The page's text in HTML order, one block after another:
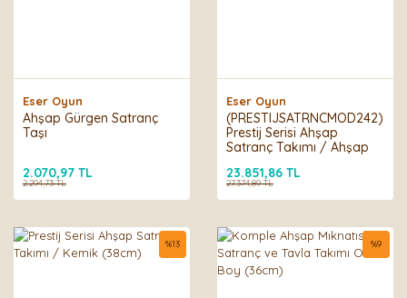
Eser Oyun
Ahşap Gürgen Satranç
Taşı
2.070,97 TL
2.294,73 TL
Eser Oyun
(PRESTIJSATRNCMOD242)
Prestij Serisi Ahşap
Satranç Takımı / Ahşap
23.851,86 TL
27.374,89 TL
%13 %9